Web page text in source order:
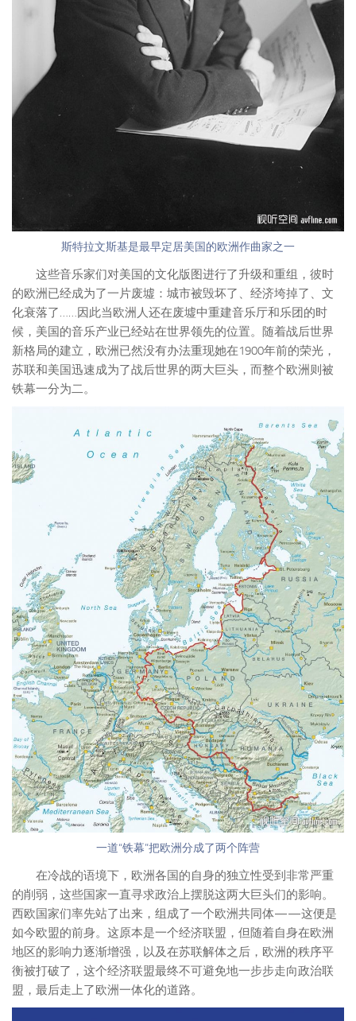
斯特拉文斯基是最早定居美国的欧洲作曲家之一
这些音乐家们对美国的文化版图进行了升级和重组，彼时
的欧洲已经成为了一片废墟：城市被毁坏了、经济垮掉了、文
化衰落了……因此当欧洲人还在废墟中重建音乐厅和乐团的时
候，美国的音乐产业已经站在世界领先的位置。随着战后世界
新格局的建立，欧洲已然没有办法重现她在1900年前的荣光，
苏联和美国迅速成为了战后世界的两大巨头，而整个欧洲则被
铁幕一分为二。
一道“铁幕”把欧洲分成了两个阵营
在冷战的语境下，欧洲各国的自身的独立性受到非常严重
的削弱，这些国家一直寻求政治上摆脱这两大巨头们的影响。
西欧国家们率先站了出来，组成了一个欧洲共同体——这便是
如今欧盟的前身。这原本是一个经济联盟，但随着自身在欧洲
地区的影响力逐渐增强，以及在苏联解体之后，欧洲的秩序平
衡被打破了，这个经济联盟最终不可避免地一步步走向政治联
盟，最后走上了欧洲一体化的道路。